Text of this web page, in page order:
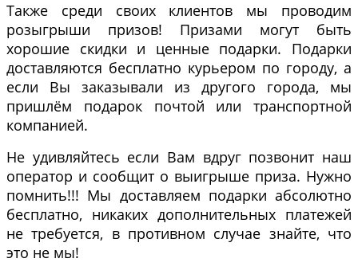
Также среди своих клиентов мы проводим
розыгрыши призов! Призами могут быть
хорошие скидки и ценные подарки. Подарки
доставляются бесплатно курьером по городу, а
если Вы заказывали из другого города, мы
пришлём подарок почтой или транспортной
компанией.
Не удивляйтесь если Вам вдруг позвонит наш
оператор и сообщит о выигрыше приза. Нужно
помнить!!! Мы доставляем подарки абсолютно
бесплатно, никаких дополнительных платежей
не требуется, в противном случае знайте, что
это не мы!